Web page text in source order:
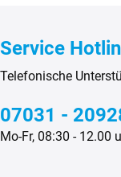
Service
Telefonische
07031 -
Mo-Fr, 08:30 - 12.00